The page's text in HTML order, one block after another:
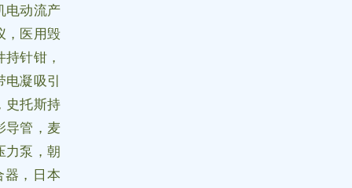
电动流产
，医用毁
针钳，
电凝吸引
史托斯持
导管，麦
力泵，朝
，日本